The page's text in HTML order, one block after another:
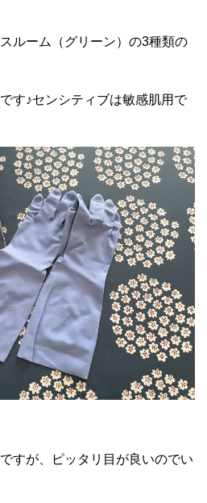
ルーム（グリーン）の3種類の
す♪センシティブは敏感肌用で
すが、ピッタリ目が良いのでい